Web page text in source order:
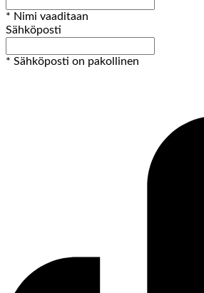
* Nimi vaaditaan
Sähköposti
* Sähköposti on pakollinen